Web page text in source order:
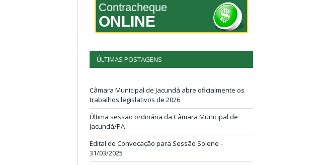
Contracheque
ONLINE
ÚLTIMAS POSTAGENS
Câmara Municipal de Jacundá abre oficialmente os
trabalhos legislativos de 2026
Última sessão ordinária da Câmara Municipal de
Jacundá/PA
Edital de Convocação para Sessão Solene –
31/03/2025